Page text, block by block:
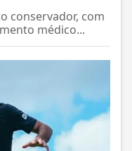
conservador, com
médico...